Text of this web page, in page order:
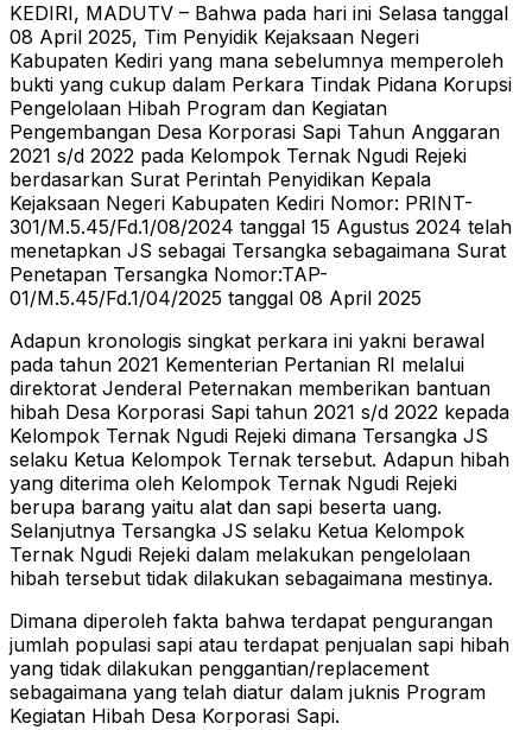
KEDIRI, MADUTV – Bahwa pada hari ini Selasa tanggal
08 April 2025, Tim Penyidik Kejaksaan Negeri
Kabupaten Kediri yang mana sebelumnya memperoleh
bukti yang cukup dalam Perkara Tindak Pidana Korupsi
Pengelolaan Hibah Program dan Kegiatan
Pengembangan Desa Korporasi Sapi Tahun Anggaran
2021 s/d 2022 pada Kelompok Ternak Ngudi Rejeki
berdasarkan Surat Perintah Penyidikan Kepala
Kejaksaan Negeri Kabupaten Kediri Nomor: PRINT-
301/M.5.45/Fd.1/08/2024 tanggal 15 Agustus 2024 telah
menetapkan JS sebagai Tersangka sebagaimana Surat
Penetapan Tersangka Nomor:TAP-
01/M.5.45/Fd.1/04/2025 tanggal 08 April 2025
Adapun kronologis singkat perkara ini yakni berawal
pada tahun 2021 Kementerian Pertanian RI melalui
direktorat Jenderal Peternakan memberikan bantuan
hibah Desa Korporasi Sapi tahun 2021 s/d 2022 kepada
Kelompok Ternak Ngudi Rejeki dimana Tersangka JS
selaku Ketua Kelompok Ternak tersebut. Adapun hibah
yang diterima oleh Kelompok Ternak Ngudi Rejeki
berupa barang yaitu alat dan sapi beserta uang.
Selanjutnya Tersangka JS selaku Ketua Kelompok
Ternak Ngudi Rejeki dalam melakukan pengelolaan
hibah tersebut tidak dilakukan sebagaimana mestinya.
Dimana diperoleh fakta bahwa terdapat pengurangan
jumlah populasi sapi atau terdapat penjualan sapi hibah
yang tidak dilakukan penggantian/replacement
sebagaimana yang telah diatur dalam juknis Program
Kegiatan Hibah Desa Korporasi Sapi.